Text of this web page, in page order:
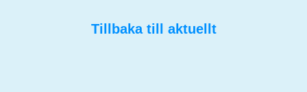
Tillbaka till aktuellt